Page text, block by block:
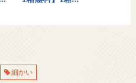
細かい